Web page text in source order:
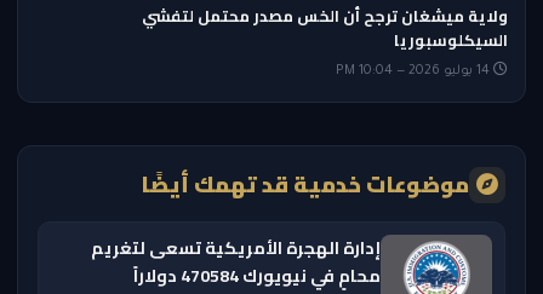
ولاية ميشغان ترجح أن الخس مصدر محتمل لتفشي
السيكلوسبوريا
موضوعات خدمية قد تهمك أيضًا
إدارة الهجرة الأمريكية تسعى لتغريم
محامٍ في نيويورك 470584 دولاراً